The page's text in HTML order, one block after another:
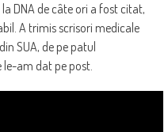
DNA de câte ori a fost citat,
A trimis scrisori medicale
SUA, de pe patul
le-am dat pe post.